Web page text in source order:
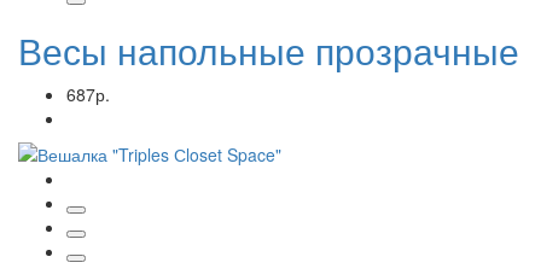
Весы напольные прозрачные
687р.